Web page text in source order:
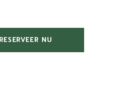
RESERVEER NU